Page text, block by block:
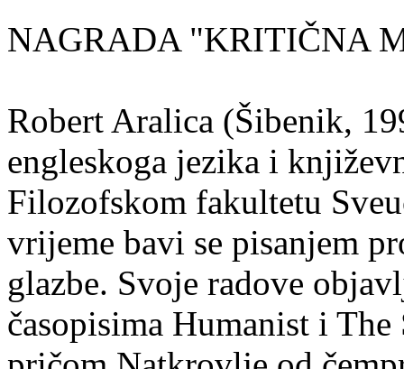
NAGRADA "KRITIČNA
Robert Aralica (Šibenik,
engleskoga jezika i
Filozofskom fakultetu
vrijeme bavi se pisanjem
glazbe. Svoje radove
časopisima Humanist i